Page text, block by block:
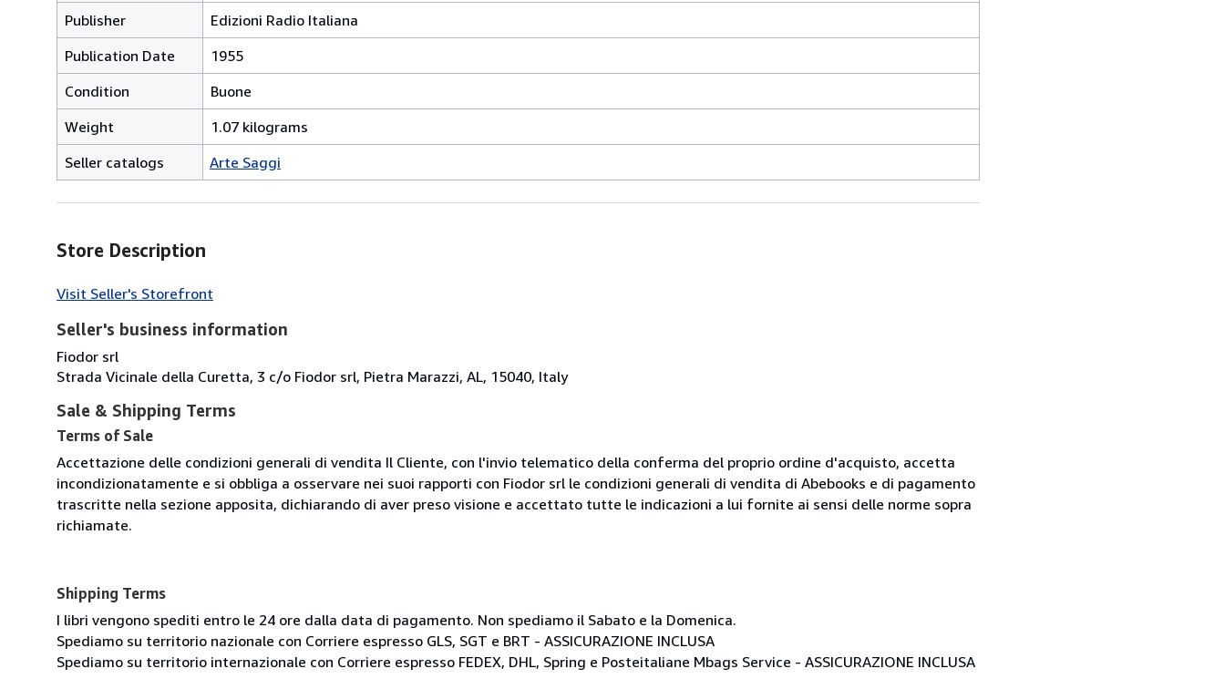
Publisher
Edizioni Radio Italiana
Publication Date
1955
Condition
Buone
Weight
1.07 kilograms
Seller catalogs
Arte Saggi
Store Description
Visit Seller's Storefront
Seller's business information
Fiodor srl
Strada Vicinale della Curetta, 3 c/o Fiodor srl, Pietra Marazzi, AL, 15040, Italy
Sale & Shipping Terms
Terms of Sale
Accettazione delle condizioni generali di vendita Il Cliente, con l'invio telematico della conferma del proprio ordine d'acquisto, accetta
incondizionatamente e si obbliga a osservare nei suoi rapporti con Fiodor srl le condizioni generali di vendita di Abebooks e di pagamento
trascritte nella sezione apposita, dichiarando di aver preso visione e accettato tutte le indicazioni a lui fornite ai sensi delle norme sopra
richiamate.
Shipping Terms
I libri vengono spediti entro le 24 ore dalla data di pagamento. Non spediamo il Sabato e la Domenica.
Spediamo su territorio nazionale con Corriere espresso GLS, SGT e BRT - ASSICURAZIONE INCLUSA
Spediamo su territorio internazionale con Corriere espresso FEDEX, DHL, Spring e Posteitaliane Mbags Service - ASSICURAZIONE INCLUSA